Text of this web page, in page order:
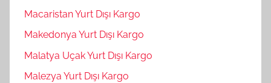
Macaristan Yurt Dışı Kargo
Makedonya Yurt Dışı Kargo
Malatya Uçak Yurt Dışı Kargo
Malezya Yurt Dışı Kargo